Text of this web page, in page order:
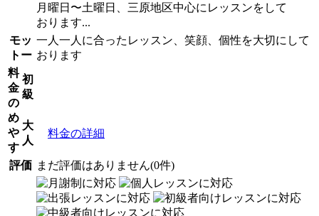
月曜日〜土曜日、三原地区中心にレッスンをして
おります...
モッ
トー
一人一人に合ったレッスン、笑顔、個性を大切にして
おります
料
金
の
め
や
す
初
級
大
人
料金の詳細
評価 まだ評価はありません(0件)